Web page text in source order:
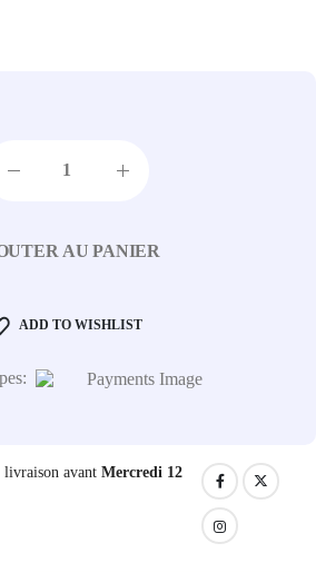
AU PANIER
ADD TO WISHLIST
livraison avant Mercredi 12